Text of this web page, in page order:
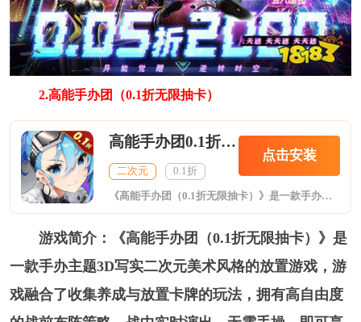
2.高能手办团（0.1折无限抽卡）
高能手办团0.1折无限抽卡
二次元 0.1折
点击安装
《高能手办团（0.1折无限抽卡）》是一款手办主题3D写实二次元美术风格的放置游戏，游戏融合了收集养成与放置卡牌的玩法，拥有高自由度的战前布阵策略、战中实时演出。无需手操，即可享受全新的放置乐趣！特为主人准备7大福利，助力畅玩手办世界
游戏简介：《高能手办团（0.1折无限抽卡）》是
一款手办主题3D写实二次元美术风格的放置游戏，游
戏融合了收集养成与放置卡牌的玩法，拥有高自由度